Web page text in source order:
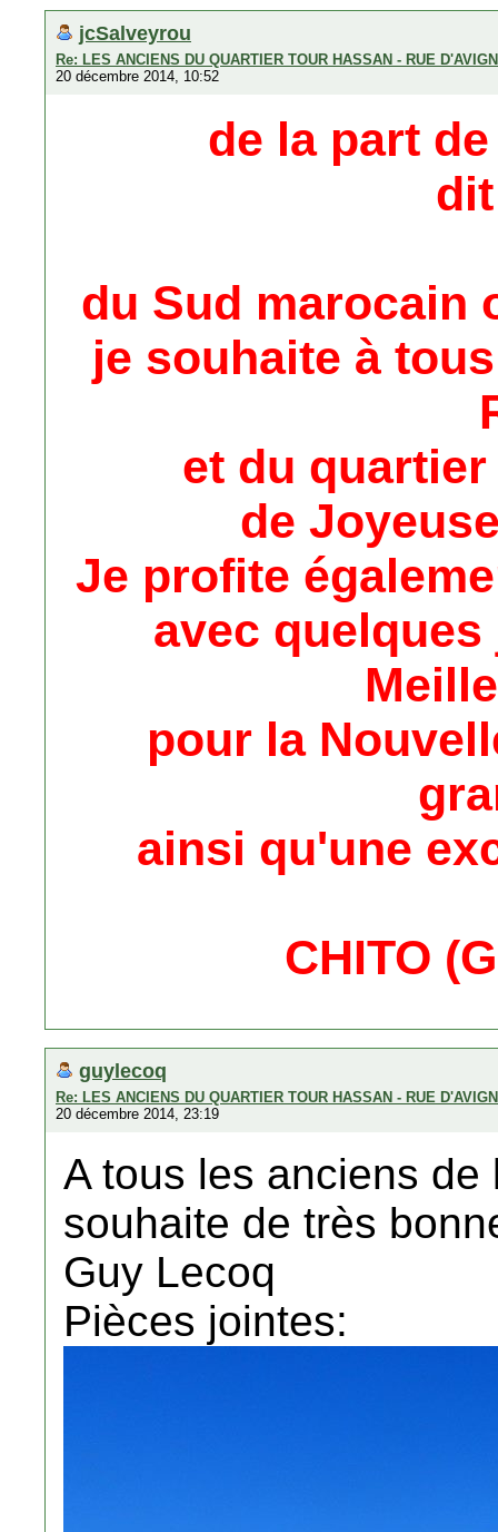
jcSalveyrou
Re: LES ANCIENS DU QUARTIER TOUR HASSAN - RUE
20 décembre 2014, 10:52
de la part
du Sud marocain
je souhaite à
et du quartier
de
Je profite
avec
pour la
ainsi qu'une
CHITO
guylecoq
Re: LES ANCIENS DU QUARTIER TOUR HASSAN - RUE
20 décembre 2014, 23:19
A tous les anciens de
souhaite de très
Guy Lecoq
Pièces jointes: